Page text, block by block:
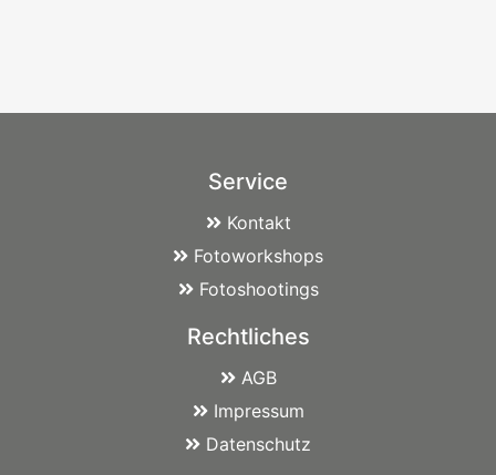
Service
Kontakt
Fotoworkshops
Fotoshootings
Rechtliches
AGB
Impressum
Datenschutz